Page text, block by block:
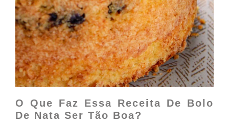
O Que Faz Essa Receita De Bolo
De Nata Ser Tão Boa?